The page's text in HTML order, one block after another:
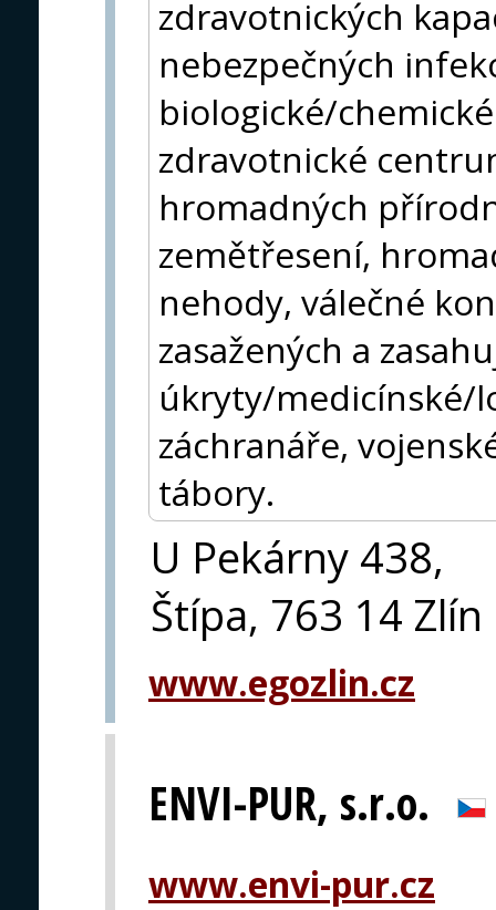
zdravotnických
nebezpečných
biologické/
zdravotnické
hromadných
zemětřesení,
nehody, válečné
zasažených a
úkryty/medicínské/
záchranáře,
tábory.
U Pekárny 438,
Štípa, 763 14 Zlín
www.egozlin.cz
ENVI-PUR, s.r.o.
www.envi-pur.cz